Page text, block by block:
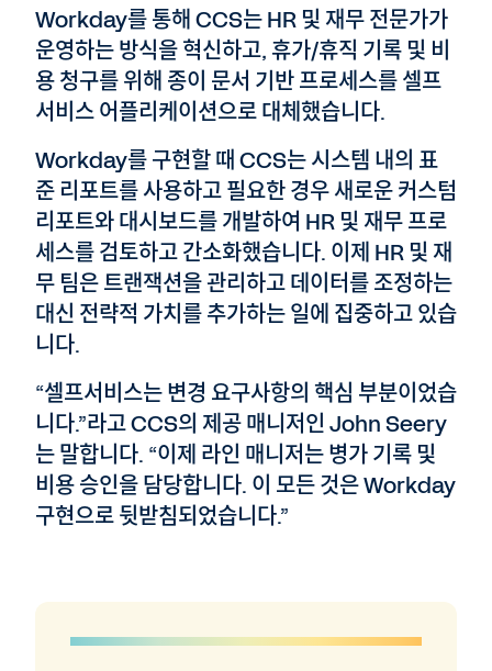
Workday를 통해 CCS는 HR 및 재무 전문가가
운영하는 방식을 혁신하고, 휴가/휴직 기록 및 비
용 청구를 위해 종이 문서 기반 프로세스를 셀프
서비스 어플리케이션으로 대체했습니다.
Workday를 구현할 때 CCS는 시스템 내의 표
준 리포트를 사용하고 필요한 경우 새로운 커스텀
리포트와 대시보드를 개발하여 HR 및 재무 프로
세스를 검토하고 간소화했습니다. 이제 HR 및 재
무 팀은 트랜잭션을 관리하고 데이터를 조정하는
대신 전략적 가치를 추가하는 일에 집중하고 있습
니다.
“셀프서비스는 변경 요구사항의 핵심 부분이었습
니다.”라고 CCS의 제공 매니저인 John Seery
는 말합니다. “이제 라인 매니저는 병가 기록 및
비용 승인을 담당합니다. 이 모든 것은 Workday
구현으로 뒷받침되었습니다.”